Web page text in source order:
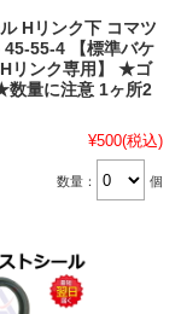
Hリンク下 コマツ
45-55-4 【標準バケ
リンク専用】 ★ゴ
数量に注意 1ヶ所2
¥500(税込)
数量： 個